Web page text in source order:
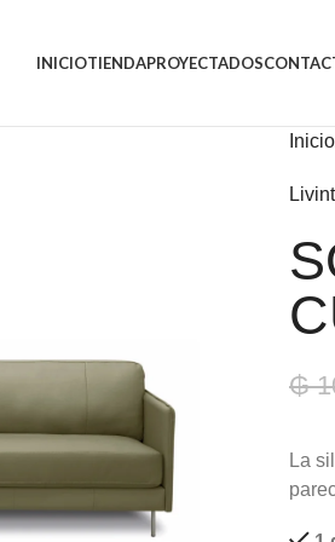
INICIOTIENDAPROYECTADOS
Inicio
₲
La